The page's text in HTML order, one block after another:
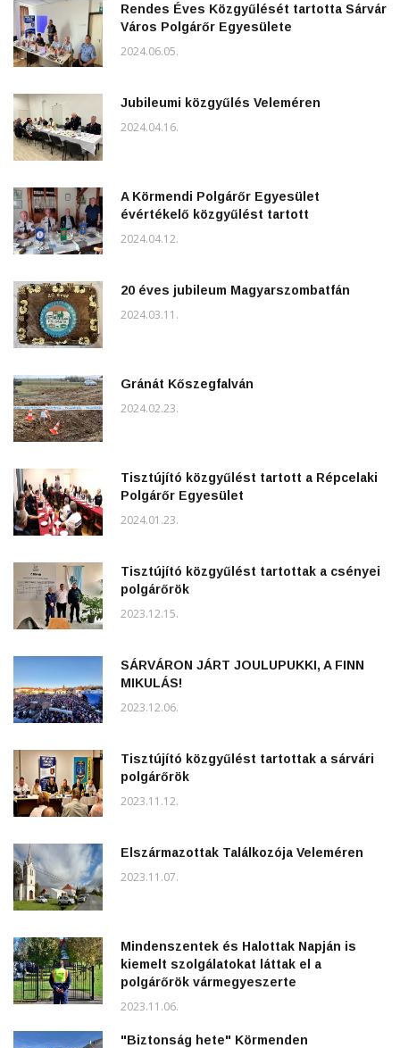
Rendes Éves Közgyűlését tartotta Sárvár
Város Polgárőr Egyesülete
2024.06.05.
Jubileumi közgyűlés Veleméren
2024.04.16.
A Körmendi Polgárőr Egyesület
évértékelő közgyűlést tartott
2024.04.12.
20 éves jubileum Magyarszombatfán
2024.03.11.
Gránát Kőszegfalván
2024.02.23.
Tisztújító közgyűlést tartott a Répcelaki
Polgárőr Egyesület
2024.01.23.
Tisztújító közgyűlést tartottak a csényei
polgárőrök
2023.12.15.
SÁRVÁRON JÁRT JOULUPUKKI, A FINN
MIKULÁS!
2023.12.06.
Tisztújító közgyűlést tartottak a sárvári
polgárőrök
2023.11.12.
Elszármazottak Találkozója Veleméren
2023.11.07.
Mindenszentek és Halottak Napján is
kiemelt szolgálatokat láttak el a
polgárőrök vármegyeszerte
2023.11.06.
"Biztonság hete" Körmenden